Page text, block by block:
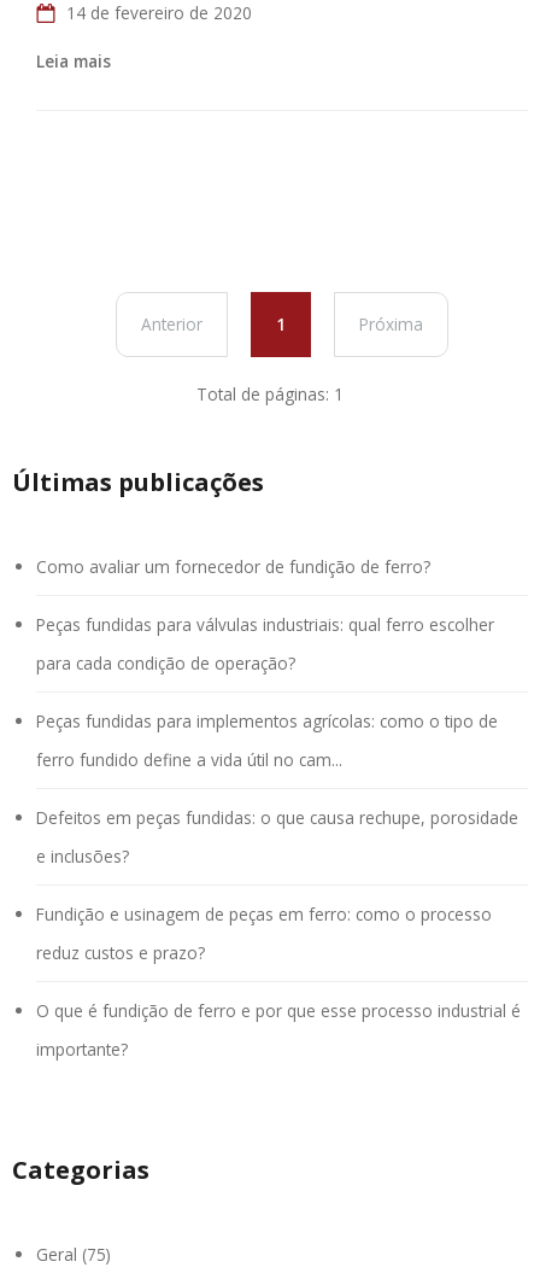
14 de fevereiro de 2020
Leia mais
Anterior 1 Próxima
Total de páginas: 1
Últimas publicações
Como avaliar um fornecedor de fundição de ferro?
Peças fundidas para válvulas industriais: qual ferro escolher
para cada condição de operação?
Peças fundidas para implementos agrícolas: como o tipo de
ferro fundido define a vida útil no cam...
Defeitos em peças fundidas: o que causa rechupe, porosidade
e inclusões?
Fundição e usinagem de peças em ferro: como o processo
reduz custos e prazo?
O que é fundição de ferro e por que esse processo industrial é
importante?
Categorias
Geral (75)